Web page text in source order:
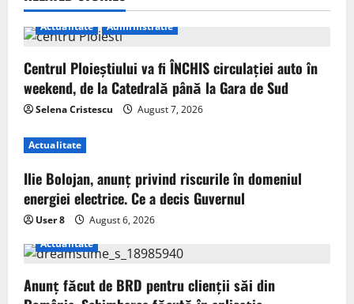
Actualitate Administratie
Centrul Ploieștiului va fi ÎNCHIS circulației auto în
weekend, de la Catedrală până la Gara de Sud
Selena Cristescu August 7, 2026
Actualitate
Ilie Bolojan, anunț privind riscurile în domeniul
energiei electrice. Ce a decis Guvernul
User 8
August 6, 2026
Actualitate
Anunț făcut de BRD pentru clienții săi din